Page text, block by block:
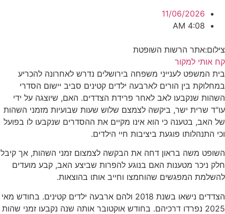
11/06/2026
4:08 AM
צילום:אתר הרשות השופטת
קח אותי למקור
בית המשפט לענייני משפחה בירושלים נדרש לאחרונה להכריע
במחלוקת בין הורים לארבעה ילדים קטינים סביב יישום הסדרי
השהות שנקבעו לאב לאחר פרידת הצדדים. האם, שיוצגה על ידי
עו"ד שרית ישר, ביקשה לצמצם שלוש שעות שבועיות מזמני השהות
של האב, בטענה כי הוא אינו מקיים את ההסדרים שנקבעו לו בפועל
וכי התנהלותו פוגעת ביציבות חיי הילדים.
השופט משה בראון דחה את הבקשה לצמצום זמני השהות, אך קיבל
חלק ניכר מטענות האם בנוגע להפרות שביצע האב, קבע מועדים
להשלמת המפגשים שהוחמצו וחייב אותו בהוצאות.
הצדדים נישאו בשנת 2018 ולהם ארבעה ילדים קטינים. בחודש מאי
2025 נפרדו דרכיהם. בחודש אוקטובר אותה שנה נקבעו זמני שהות